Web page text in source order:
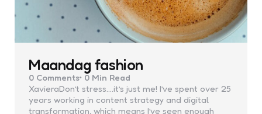
Maandag fashion
0 Comments 0 Min Read
XavieraDon’t stress….it’s just me! I’ve spent over 25
years working in content strategy and digital
transformation, which means I’ve seen enough